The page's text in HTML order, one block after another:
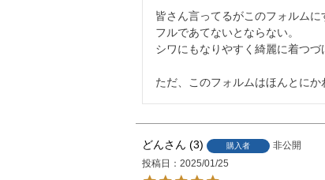
皆さん言ってるがこのフォルム
フルであてないとならない。
シワにもなりやすく綺麗に着つづ
どん 3 購入者
非公開
投稿日
2025/01/25